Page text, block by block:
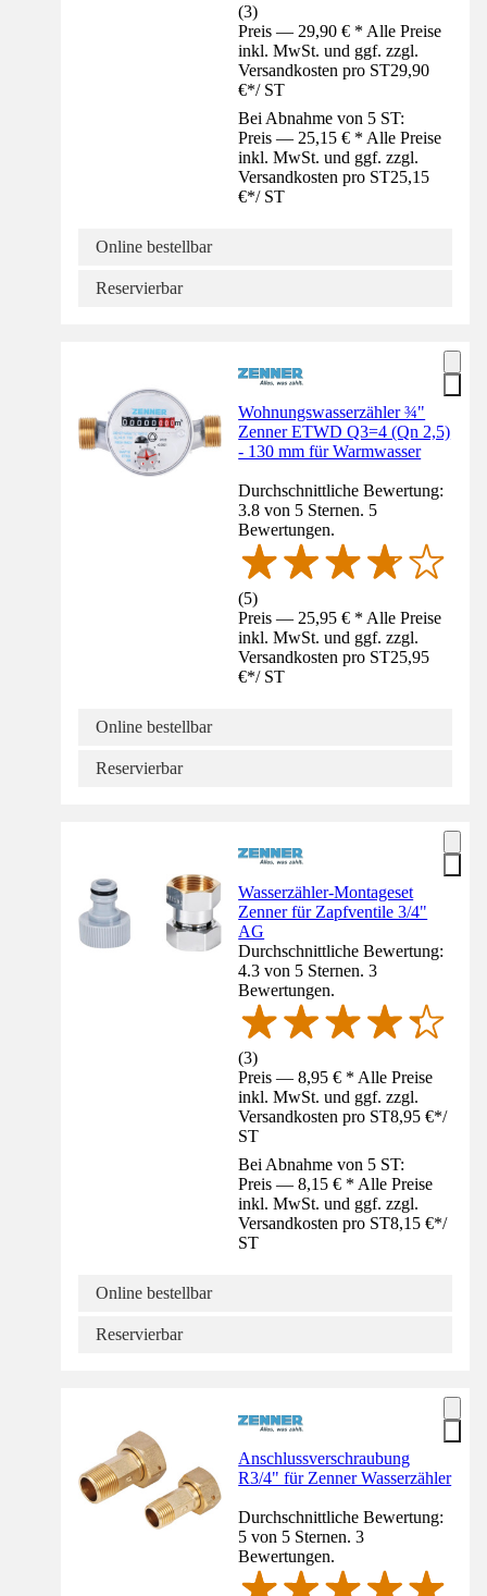
(3)
Preis — 29,90 € * Alle Preise
inkl. MwSt. und ggf. zzgl.
Versandkosten pro ST29,90
€*/ ST
Bei Abnahme von 5 ST:
Preis — 25,15 € * Alle Preise
inkl. MwSt. und ggf. zzgl.
Versandkosten pro ST25,15
€*/ ST
Online bestellbar
Reservierbar
Wohnungswasserzähler ¾"
Zenner ETWD Q3=4 (Qn 2,5)
- 130 mm für Warmwasser
Durchschnittliche Bewertung:
3.8 von 5 Sternen. 5
Bewertungen.
(5)
Preis — 25,95 € * Alle Preise
inkl. MwSt. und ggf. zzgl.
Versandkosten pro ST25,95
€*/ ST
Online bestellbar
Reservierbar
Wasserzähler-Montageset
Zenner für Zapfventile 3/4"
AG
Durchschnittliche Bewertung:
4.3 von 5 Sternen. 3
Bewertungen.
(3)
Preis — 8,95 € * Alle Preise
inkl. MwSt. und ggf. zzgl.
Versandkosten pro ST8,95 €*/
ST
Bei Abnahme von 5 ST:
Preis — 8,15 € * Alle Preise
inkl. MwSt. und ggf. zzgl.
Versandkosten pro ST8,15 €*/
ST
Online bestellbar
Reservierbar
Anschlussverschraubung
R3/4" für Zenner Wasserzähler
Durchschnittliche Bewertung:
5 von 5 Sternen. 3
Bewertungen.